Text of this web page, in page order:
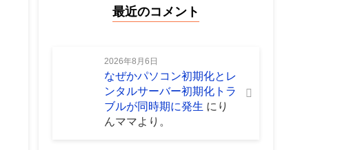
最近のコメント
2026年8月6日
なぜかパソコン初期化とレ
ンタルサーバー初期化トラ
ブルが同時期に発生 に り
んママより。